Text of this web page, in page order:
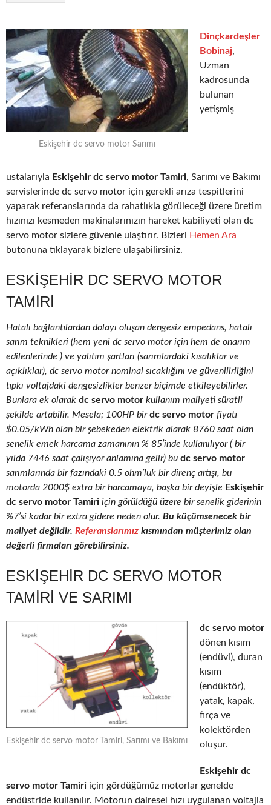
Eskişehir dc servo motor Sarımı
Dinçkardeşler
Bobinaj,
Uzman
kadrosunda
bulunan
yetişmiş
ustalarıyla Eskişehir dc servo motor Tamiri, Sarımı ve Bakımı
servislerinde dc servo motor için gerekli arıza tespitlerini
yaparak referanslarında da rahatlıkla görüleceği üzere üretim
hızınızı kesmeden makinalarınızın hareket kabiliyeti olan dc
servo motor sizlere güvenle ulaştırır. Bizleri Hemen Ara
butonuna tıklayarak bizlere ulaşabilirsiniz.
ESKIŞEHIR DC SERVO MOTOR
TAMIRI
Hatalı bağlantılardan dolayı oluşan dengesiz empedans, hatalı
sarım teknikleri (hem yeni dc servo motor için hem de onarım
edilenlerinde ) ve yalıtım şartları (sarımlardaki kısalıklar ve
açıklıklar), dc servo motor nominal sıcaklığını ve güvenilirliğini
tıpkı voltajdaki dengesizlikler benzer biçimde etkileyebilirler.
Bunlara ek olarak dc servo motor kullanım maliyeti süratli
şekilde artabilir. Mesela; 100HP birdc servo motor fiyatı
$0.05/kWh olan bir şebekeden elektrik alarak 8760 saat olan
senelik emek harcama zamanının % 85’inde kullanılıyor ( bir
yılda 7446 saat çalışıyor anlamına gelir) bu dc servo motor
sarımlarında bir fazındaki 0.5 ohm’luk bir direnç artışı, bu
motorda 2000$ extra bir harcamaya, başka bir deyişle Eskişehir
dc servo motor Tamiri için görüldüğü üzere bir senelik giderinin
%7’si kadar bir extra gidere neden olur. Bu küçümsenecek bir
maliyet değildir. Referanslarımız kısmından müşterimiz olan
değerli firmaları görebilirsiniz.
ESKIŞEHIR DC SERVO MOTOR
TAMIRI VE SARIMI
Eskişehir dc servo motor Tamiri, Sarımı ve Bakımı
dc servo motor
dönen kısım
(endüvi), duran
kısım
(endüktör),
yatak, kapak,
fırça ve
kolektörden
oluşur.
Eskişehir dc
servo motor Tamiri için gördüğümüz motorlar genelde
endüstride kullanılır. Motorun dairesel hızı uygulanan voltajla